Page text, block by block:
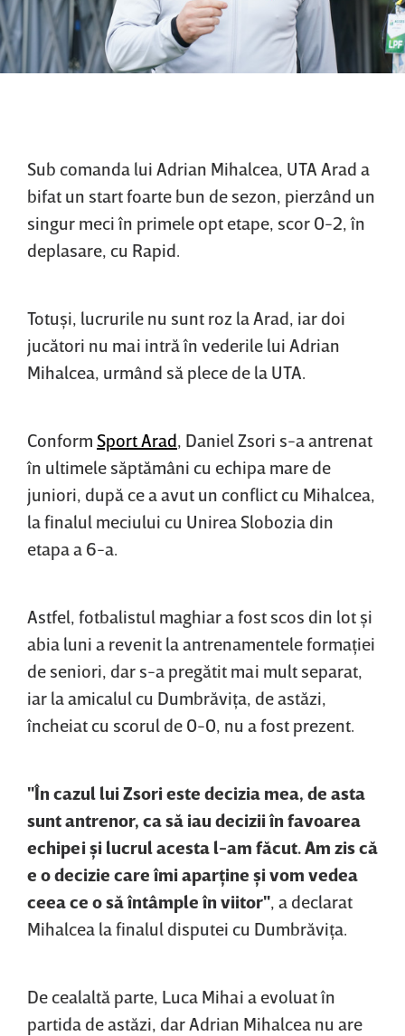
Sub comanda lui Adrian Mihalcea, UTA Arad a
bifat un start foarte bun de sezon, pierzând un
singur meci în primele opt etape, scor 0-2, în
deplasare, cu Rapid.
Totuşi, lucrurile nu sunt roz la Arad, iar doi
jucători nu mai intră în vederile lui Adrian
Mihalcea, urmând să plece de la UTA.
Conform Sport Arad, Daniel Zsori s-a antrenat
în ultimele săptămâni cu echipa mare de
juniori, după ce a avut un conflict cu Mihalcea,
la finalul meciului cu Unirea Slobozia din
etapa a 6-a.
Astfel, fotbalistul maghiar a fost scos din lot şi
abia luni a revenit la antrenamentele formaţiei
de seniori, dar s-a pregătit mai mult separat,
iar la amicalul cu Dumbrăviţa, de astăzi,
încheiat cu scorul de 0-0, nu a fost prezent.
"În cazul lui Zsori este decizia mea, de asta
sunt antrenor, ca să iau decizii în favoarea
echipei şi lucrul acesta l-am făcut. Am zis că
e o decizie care îmi aparţine şi vom vedea
ceea ce o să întâmple în viitor", a declarat
Mihalcea la finalul disputei cu Dumbrăviţa.
De cealaltă parte, Luca Mihai a evoluat în
partida de astăzi, dar Adrian Mihalcea nu are